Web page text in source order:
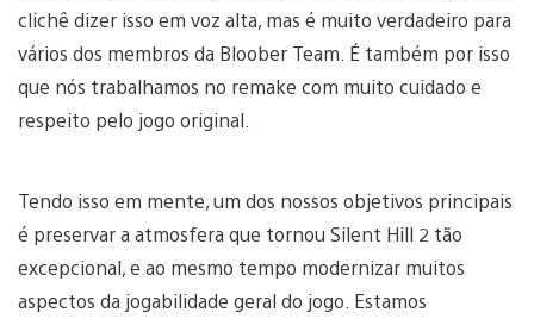
clichê dizer isso em voz alta, mas é muito verdadeiro para
vários dos membros da Bloober Team. É também por isso
que nós trabalhamos no remake com muito cuidado e
respeito pelo jogo original.
Tendo isso em mente, um dos nossos objetivos principais
é preservar a atmosfera que tornou Silent Hill 2 tão
excepcional, e ao mesmo tempo modernizar muitos
aspectos da jogabilidade geral do jogo. Estamos